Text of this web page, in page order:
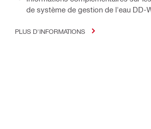
de système de gestion de l'eau DD-
PLUS D'INFORMATIONS